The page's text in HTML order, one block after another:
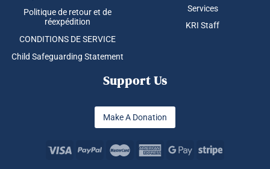
Politique de retour et de
réexpédition
CONDITIONS DE SERVICE
Child Safeguarding Statement
Services
KRI Staff
Support Us
Make A Donation